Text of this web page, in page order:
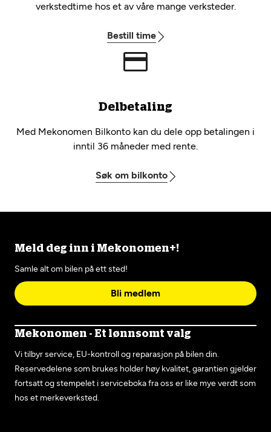
verkstedtime hos et av våre mange verksteder.
Bestill time
Delbetaling
Med Mekonomen Bilkonto kan du dele opp betalingen i
inntil 36 måneder med rente.
Søk om bilkonto
Meld deg inn i Mekonomen+!
Samle alt om bilen på ett sted!
Bli medlem
Mekonomen - Et lønnsomt valg
Vi tilbyr service, EU-kontroll og reparasjon på bilen din.
Reservedelene som brukes holder høy kvalitet, garantien gjelder
fortsatt og stempelet i serviceboka fra oss er like mye verdt som
hos et merkeverksted.